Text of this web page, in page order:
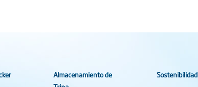
Almacenamiento de
Sostenibilidad